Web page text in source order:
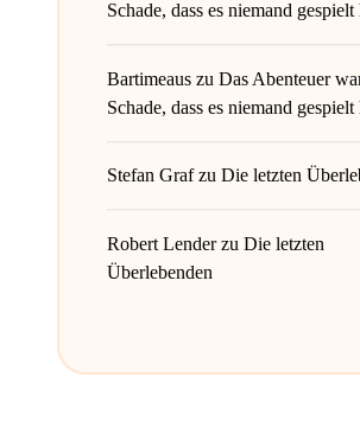
Schade, dass es niemand gespielt
Bartimeauszu Das Abenteuer
Schade, dass es niemand gespielt
Stefan Grafzu Die letzten
Robert Lenderzu Die letzten
Überlebenden